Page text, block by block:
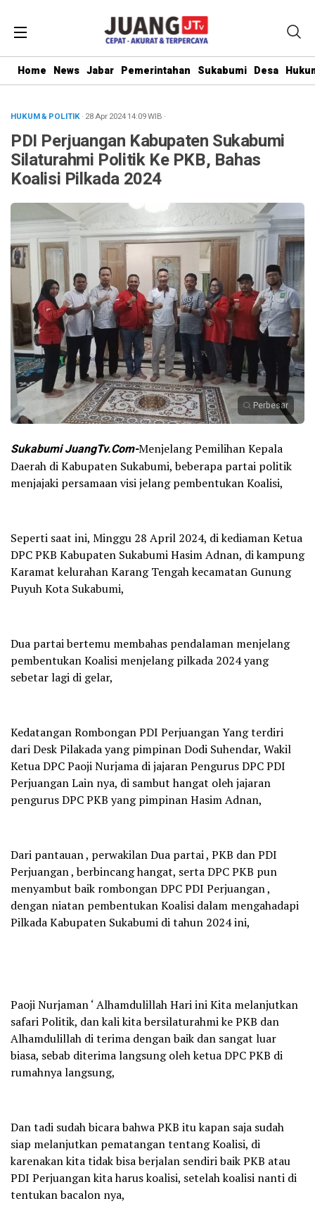
Home News Jabar Pemerintahan Sukabumi Desa
HUKUM & POLITIK· 28 Apr 202414:09WIB ·
PDI Perjuangan Kabupaten Sukabumi
Silaturahmi Politik Ke PKB, Bahas
Koalisi Pilkada 2024
Perbesar
Sukabumi JuangTv.Com-Menjelang Pemilihan Kepala
Daerah di Kabupaten Sukabumi, beberapa partai politik
menjajaki persamaan visi jelang pembentukan Koalisi,
Seperti saat ini, Minggu 28 April 2024, di kediaman Ketua
DPC PKB Kabupaten Sukabumi Hasim Adnan, di kampung
Karamat kelurahan Karang Tengah kecamatan Gunung
Puyuh Kota Sukabumi,
Dua partai bertemu membahas pendalaman menjelang
pembentukan Koalisi menjelang pilkada 2024 yang
sebetar lagi di gelar,
Kedatangan Rombongan PDI Perjuangan Yang terdiri
dari Desk Pilakada yang pimpinan Dodi Suhendar, Wakil
Ketua DPC Paoji Nurjama di jajaran Pengurus DPC PDI
Perjuangan Lain nya, di sambut hangat oleh jajaran
pengurus DPC PKB yang pimpinan Hasim Adnan,
Dari pantauan , perwakilan Dua partai , PKB dan PDI
Perjuangan , berbincang hangat, serta DPC PKB pun
menyambut baik rombongan DPC PDI Perjuangan ,
dengan niatan pembentukan Koalisi dalam mengahadapi
Pilkada Kabupaten Sukabumi di tahun 2024 ini,
Paoji Nurjaman ‘ Alhamdulillah Hari ini Kita melanjutkan
safari Politik, dan kali kita bersilaturahmi ke PKB dan
Alhamdulillah di terima dengan baik dan sangat luar
biasa, sebab diterima langsung oleh ketua DPC PKB di
rumahnya langsung,
Dan tadi sudah bicara bahwa PKB itu kapan saja sudah
siap melanjutkan pematangan tentang Koalisi, di
karenakan kita tidak bisa berjalan sendiri baik PKB atau
PDI Perjuangan kita harus koalisi, setelah koalisi nanti di
tentukan bacalon nya,